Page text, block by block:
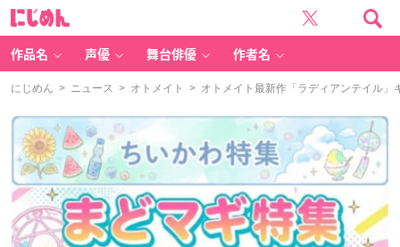
作品名 声優 舞台俳優 作者名
にじめん > ニュース > オトメイト > オトメイト最新作「ラディアンテイル」